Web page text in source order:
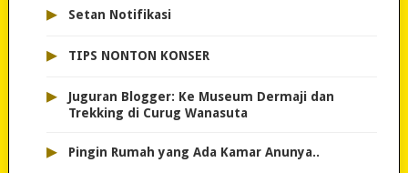
▸ Setan Notifikasi
▸ TIPS NONTON KONSER
▸
Juguran Blogger: Ke Museum Dermaji dan
Trekking di Curug Wanasuta
▸ Pingin Rumah yang Ada Kamar Anunya..